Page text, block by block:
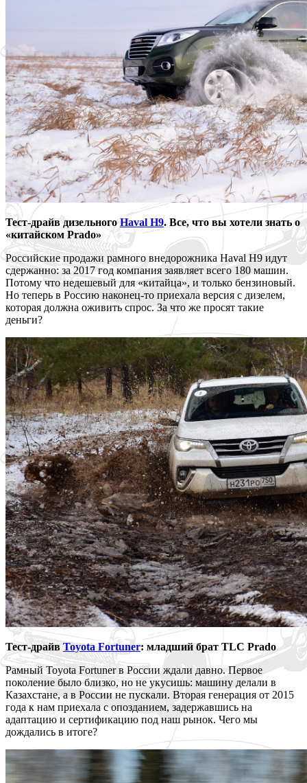
Тест-драйв дизельногоHaval H9. Все, что вы хотели знать о
«китайском Prado»
Российские продажи рамного внедорожника Haval H9 идут
сдержанно: за 2017 год компания заявляет всего 180 машин.
Потому что недешевый для «китайца», и только бензиновый.
Но теперь в Россию наконец-то приехала версия с дизелем,
которая должна оживить спрос. За что же просят такие
деньги?
Тест-драйв Toyota Fortuner: младший брат TLC Prado
Рамный Toyota Fortuner в России ждали давно. Первое
поколение было близко, но не укусишь: машину делали в
Казахстане, а в России не пускали. Вторая генерация от 2015
года к нам приехала с опозданием, задержавшись на
адаптацию и сертификацию под наш рынок. Чего мы
дождались в итоге?